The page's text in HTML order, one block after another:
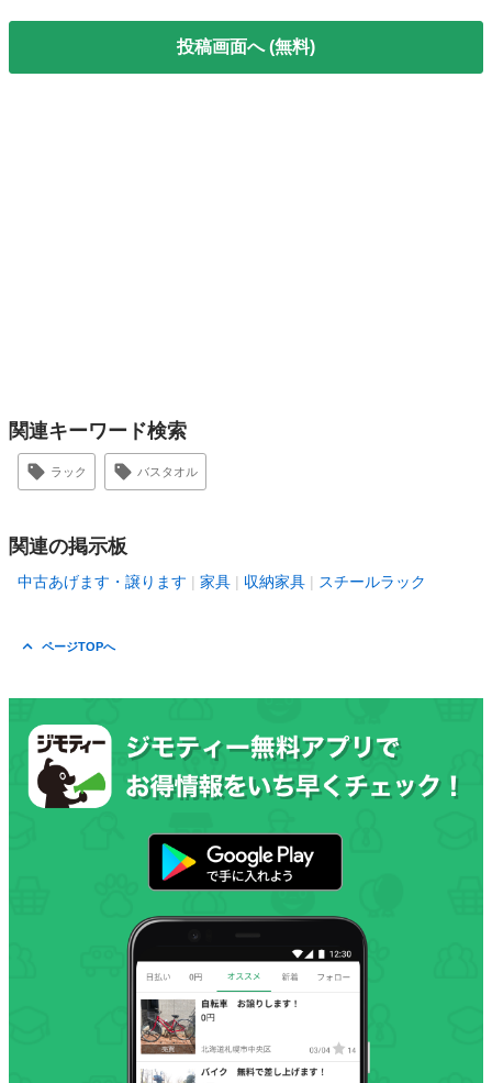
投稿画面へ (無料)
関連キーワード検索
ラック バスタオル
関連の掲示板
中古あげます・譲ります 家具 収納家具 スチールラック
ページTOPへ